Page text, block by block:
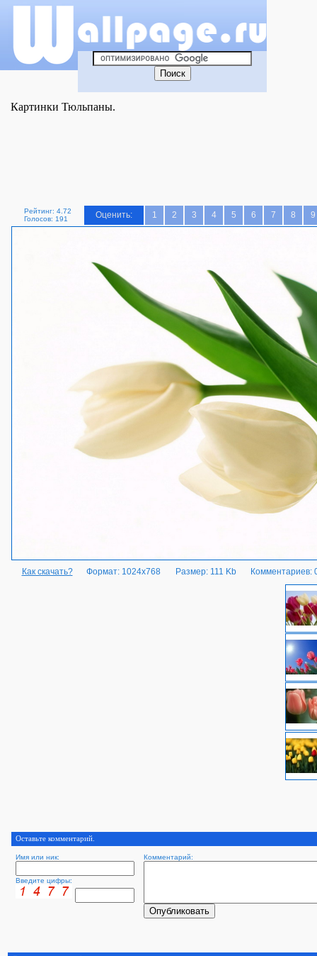
Картинки Тюльпаны.
Рейтинг: 4.72
Голосов: 191
Оценить: 1 2 3 4 5 6 7 8 9
Как скачать? Формат: 1024x768 Размер: 111 Kb Комментариев:
Оставьте комментарий.
Имя или ник: Комментарий:
Введите цифры: